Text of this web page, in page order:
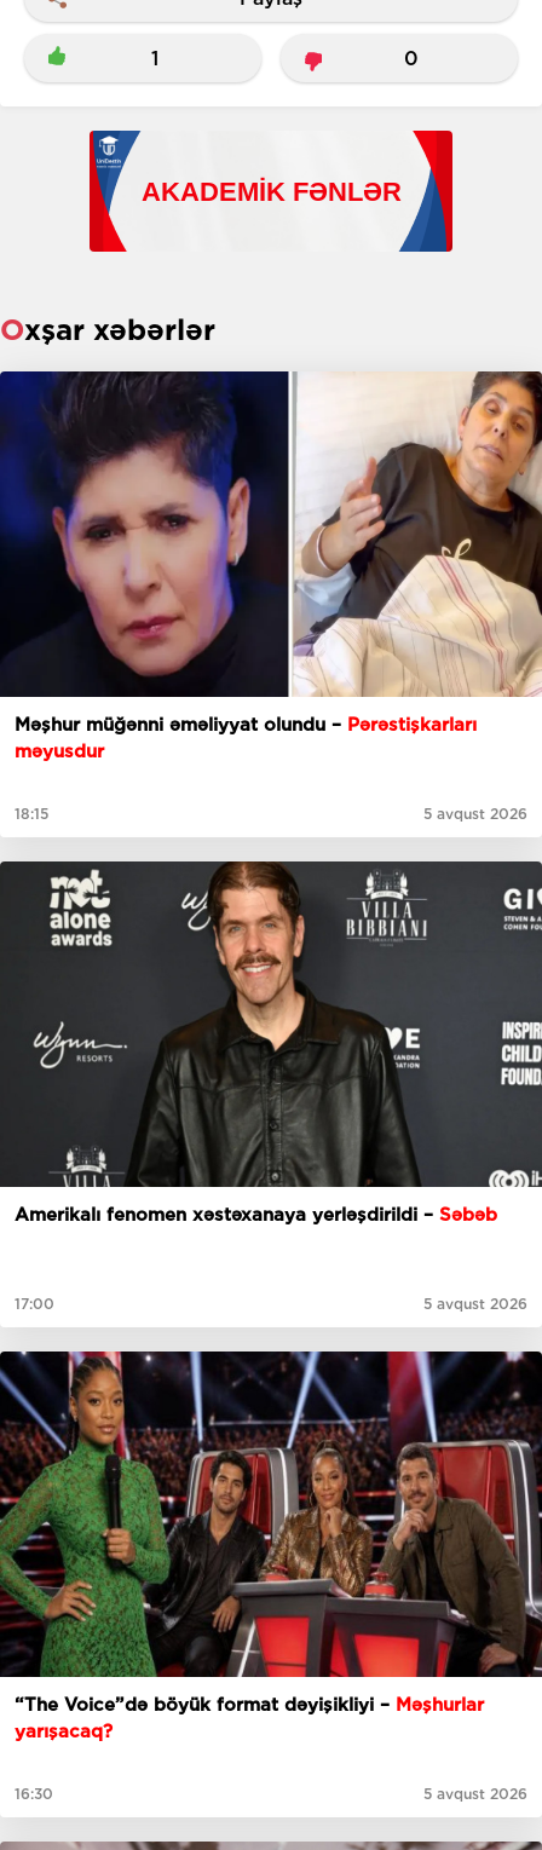
1 0
Oxşar xəbərlər
Məşhur müğənni əməliyyat olundu – Pərəstişkarları
məyusdur
18:15 5 avqust 2026
Amerikalı fenomen xəstəxanaya yerləşdirildi – Səbəb
17:00 5 avqust 2026
“The Voice”də böyük format dəyişikliyi – Məşhurlar
yarışacaq?
16:30 5 avqust 2026